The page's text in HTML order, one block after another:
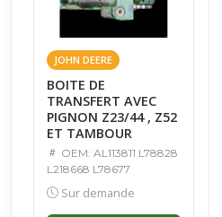
JOHN DEERE
BOITE DE
TRANSFERT AVEC
PIGNON Z23/44 , Z52
ET TAMBOUR
OEM: AL113811 L78828
L218668 L78677
Sur demande